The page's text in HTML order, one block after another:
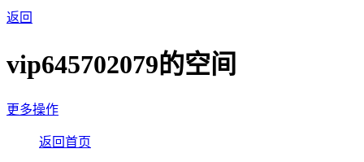
返回
vip645702079的空间
更多操作
返回首页